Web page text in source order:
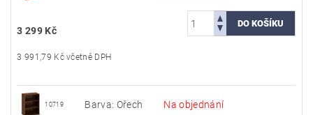
3 299 Kč
3 991,79 Kč včetně DPH
10719 Barva: Ořech Na objednání